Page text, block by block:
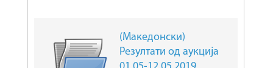
(Македонски)
Резултати од аукција